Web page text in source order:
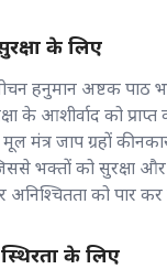
के लिए
हनुमान अष्टक पाठ
के आशीर्वाद को
मंत्र जाप ग्रहों की
भक्तों को सुरक्षा और
को पार
के लिए